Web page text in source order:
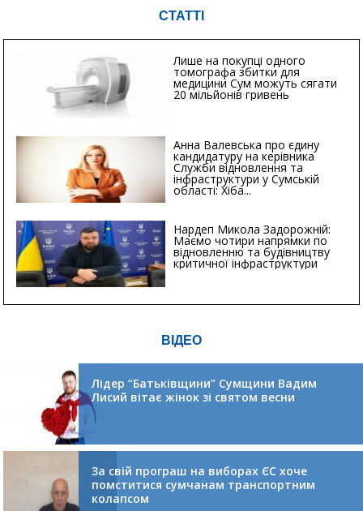
СТАТТІ
Лише на покупці одного
томографа збитки для
медицини Сум можуть сягати
20 мільйонів гривень
Анна Валевська про єдину
кандидатуру на керівника
Служби відновлення та
інфраструктури у Сумській
області: Хіба...
Нардеп Микола Задорожній:
Маємо чотири напрямки по
відновленню та будівництву
критичної інфраструктури
ВІДЕО
Лідер “Батьківщини” Сумщини Вадим
Лисий вітає жінок зі святом весни
За свій програш на виборах ЄС хоче
помститися сумчанам транспортним
колапсом